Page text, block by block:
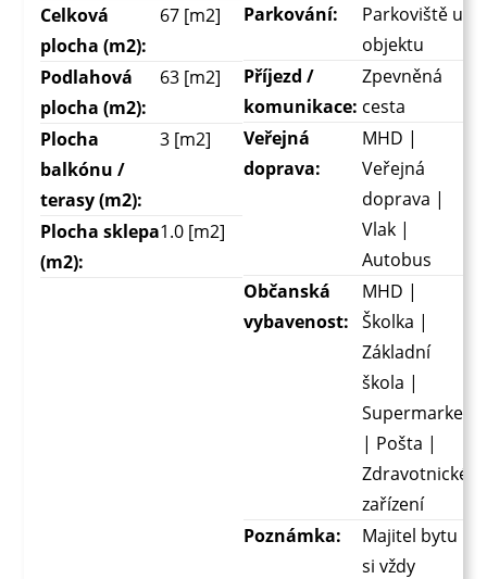
Celková
plocha (m2):
67 [m2]
Podlahová
plocha (m2):
63 [m2]
Plocha
balkónu /
terasy (m2):
3 [m2]
Plocha sklepa
(m2):
1.0 [m2]
Parkování:
Parkoviště u
objektu
Příjezd /
komunikace:
Zpevněná
cesta
Veřejná
doprava:
MHD |
Veřejná
doprava |
Vlak |
Autobus
Občanská
vybavenost:
MHD |
Školka |
Základní
škola |
Supermarket
| Pošta |
Zdravotnické
zařízení
Poznámka:
Majitel bytu
si vždy